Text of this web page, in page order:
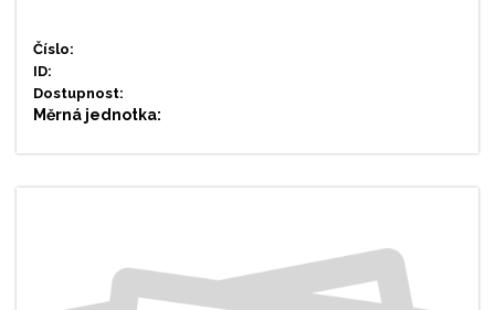
Číslo:
ID:
Dostupnost:
Měrná jednotka: